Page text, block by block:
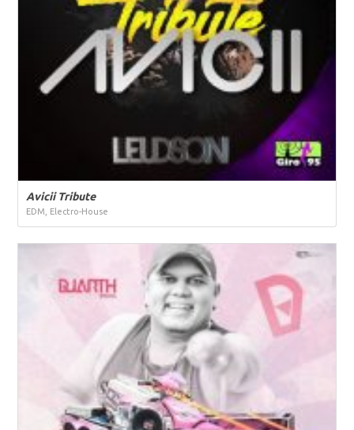
Avicii Tribute
EDM, Electro-House